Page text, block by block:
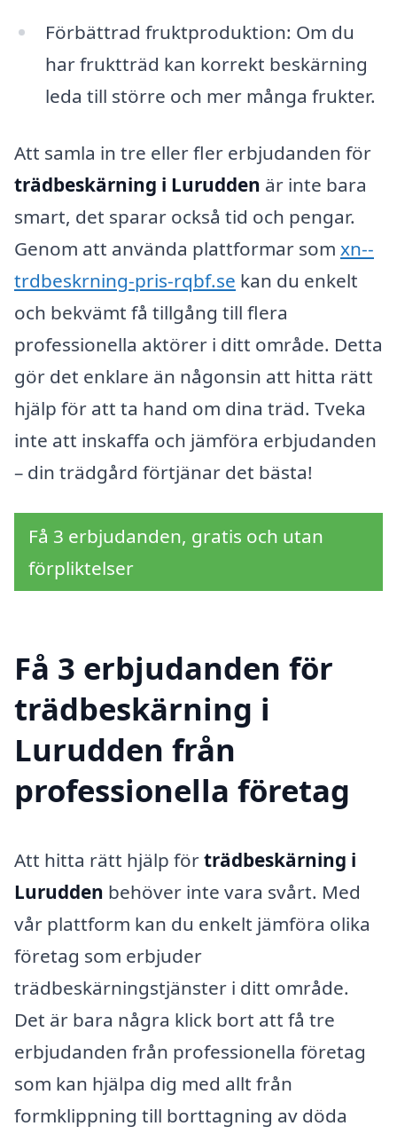
Förbättrad fruktproduktion: Om du
har fruktträd kan korrekt beskärning
leda till större och mer många frukter.
Att samla in tre eller fler erbjudanden för
trädbeskärning i Lurudden är inte bara
smart, det sparar också tid och pengar.
Genom att använda plattformar som xn--
trdbeskrning-pris-rqbf.se kan du enkelt
och bekvämt få tillgång till flera
professionella aktörer i ditt område. Detta
gör det enklare än någonsin att hitta rätt
hjälp för att ta hand om dina träd. Tveka
inte att inskaffa och jämföra erbjudanden
– din trädgård förtjänar det bästa!
Få 3 erbjudanden, gratis och utan
förpliktelser
Få 3 erbjudanden för
trädbeskärning i
Lurudden från
professionella företag
Att hitta rätt hjälp förträdbeskärning i
Lurudden behöver inte vara svårt. Med
vår plattform kan du enkelt jämföra olika
företag som erbjuder
trädbeskärningstjänster i ditt område.
Det är bara några klick bort att få tre
erbjudanden från professionella företag
som kan hjälpa dig med allt från
formklippning till borttagning av döda